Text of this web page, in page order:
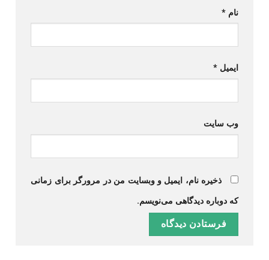
نام*
ایمیل*
وب‌ سایت
ذخیره نام، ایمیل و وبسایت من در مرورگر برای زمانی
که دوباره دیدگاهی می‌نویسم.